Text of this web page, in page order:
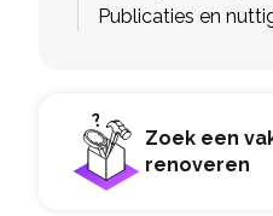
Publicaties en
Zoek een
renoveren